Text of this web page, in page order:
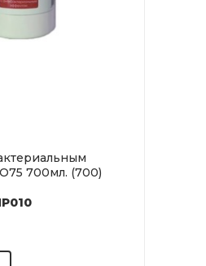
700мл. (700)